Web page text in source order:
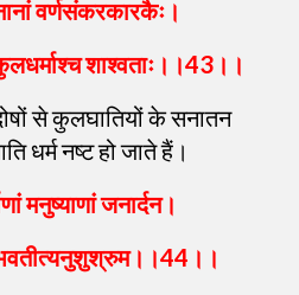
वर्णसंकरकारकैः ।
शाश्वताः ।।43 ।।
से कुलघातियों के सनातन
धर्म नष्ट हो जाते हैं।
मनुष्याणांजनार्दन।
।।44 ।।